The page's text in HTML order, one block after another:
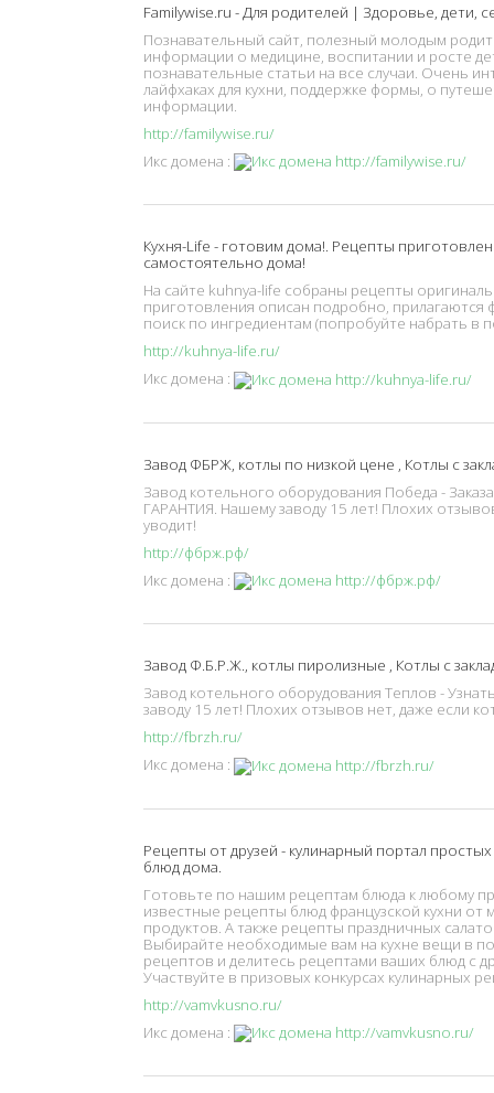
Familywise.ru - Для родителей | Здоровье, дети,
Познавательный сайт, полезный молодым
информации о медицине, воспитании и росте
познавательные статьи на все случаи. Очень
лайфхаках для кухни, поддержке формы, о
информации.
http://familywise.ru/
Икс домена :
Кухня-Life - готовим дома!. Рецепты
самостоятельно дома!
На сайте kuhnya-life собраны рецепты
приготовления описан подробно,
поиск по ингредиентам (попробуйте набрать в
http://kuhnya-life.ru/
Икс домена :
Завод ФБРЖ, котлы по низкой цене , Котлы с
Завод котельного оборудования Победа -
ГАРАНТИЯ. Нашему заводу 15 лет! Плохих
уводит!
http://фбрж.рф/
Икс домена :
Завод Ф.Б.Р.Ж., котлы пиролизные , Котлы с
Завод котельного оборудования Теплов -
заводу 15 лет! Плохих отзывов нет, даже если
http://fbrzh.ru/
Икс домена :
Рецепты от друзей - кулинарный портал
блюд дома.
Готовьте по нашим рецептам блюда к любому
известные рецепты блюд французской кухни
продуктов. А также рецепты праздничных
Выбирайте необходимые вам на кухне вещи в
рецептов и делитесь рецептами ваших блюд с
Участвуйте в призовых конкурсах кулинарных
http://vamvkusno.ru/
Икс домена :